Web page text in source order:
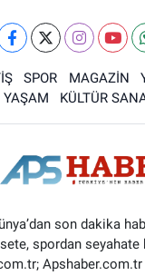
SPOR MAGAZİN
YAŞAM KÜLTÜR
son dakika
spordan seyahate